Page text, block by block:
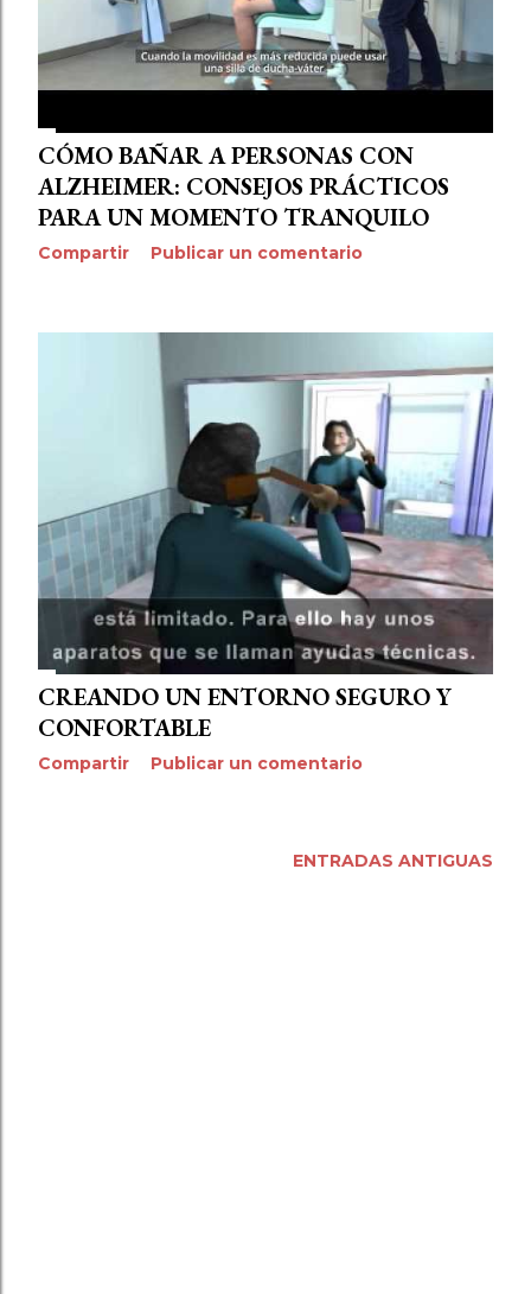
CÓMO BAÑAR A PERSONAS CON
ALZHEIMER: CONSEJOS PRÁCTICOS
PARA UN MOMENTO TRANQUILO
Compartir Publicar un comentario
CREANDO UN ENTORNO SEGURO Y
CONFORTABLE
Compartir Publicar un comentario
ENTRADAS ANTIGUAS